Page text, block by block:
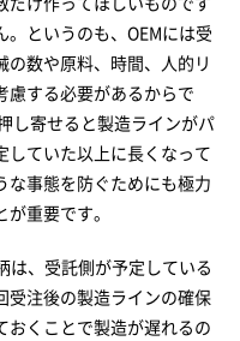
というのも、OEMには受
数や原料、時間、人的リ
慮する必要があるからで
し寄せると製造ラインがパ
していた以上に長くなって
な事態を防ぐためにも極力
重要です。
は、受託側が予定している
受注後の製造ラインの確保
おくことで製造が遅れるの